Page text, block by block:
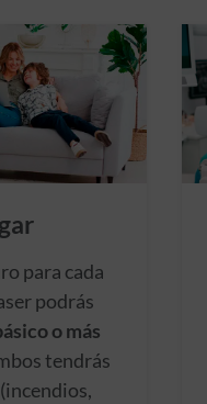
para cada
podrás
o más
tendrás